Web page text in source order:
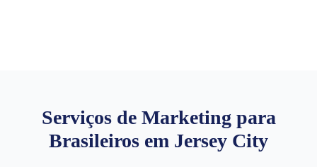
Serviços de Marketing para
Brasileiros em Jersey City